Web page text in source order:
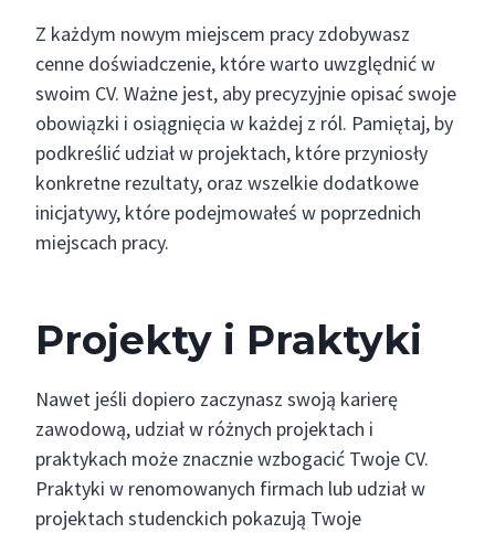
Z każdym nowym miejscem pracy zdobywasz
cenne doświadczenie, które warto uwzględnić w
swoim CV. Ważne jest, aby precyzyjnie opisać swoje
obowiązki i osiągnięcia w każdej z ról. Pamiętaj, by
podkreślić udział w projektach, które przyniosły
konkretne rezultaty, oraz wszelkie dodatkowe
inicjatywy, które podejmowałeś w poprzednich
miejscach pracy.
Projekty i Praktyki
Nawet jeśli dopiero zaczynasz swoją karierę
zawodową, udział w różnych projektach i
praktykach może znacznie wzbogacić Twoje CV.
Praktyki w renomowanych firmach lub udział w
projektach studenckich pokazują Twoje